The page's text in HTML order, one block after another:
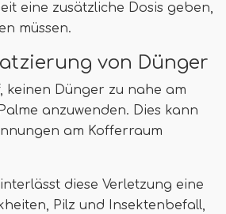
eine zusätzliche Dosis geben,
müssen.
von Dünger
keinen Dünger zu nahe am
anzuwenden. Dies kann
am Kofferraum
diese Verletzung eine
Pilz und Insektenbefall,